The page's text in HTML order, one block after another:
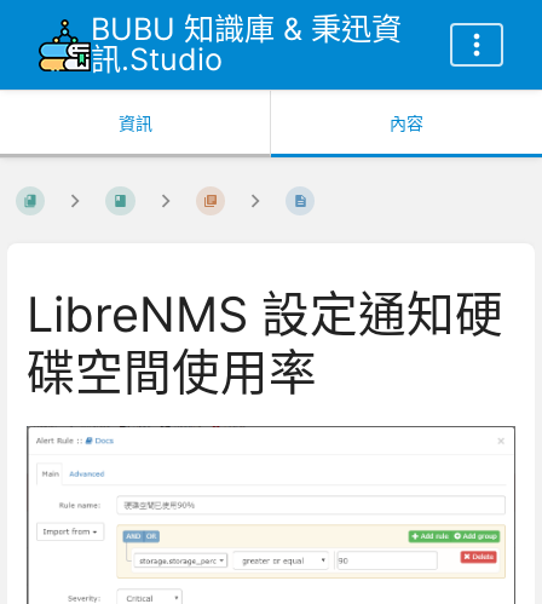
BUBU 知識庫 & 秉迅資
訊.Studio
資訊 內容
LibreNMS 設定通知硬
碟空間使用率